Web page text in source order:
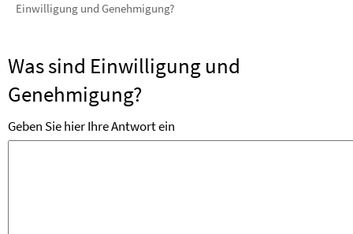
Einwilligung und Genehmigung?
Was sind Einwilligung und
Genehmigung?
Geben Sie hier Ihre Antwort ein